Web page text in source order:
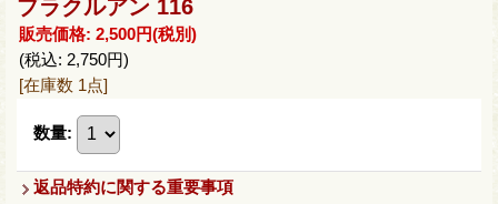
プラクルアン 116
販売価格: 2,500円(税別)
(税込: 2,750円)
[在庫数 1点]
数量:
返品特約に関する重要事項